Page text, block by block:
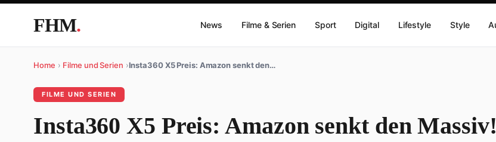
FHM. News Filme & Serien Sport Digital Lifestyle Style
Home › Filme und Serien ›Insta360 X5 Preis: Amazon senkt den…
FILME UND SERIEN
Insta360 X5 Preis: Amazon senkt den Massiv!